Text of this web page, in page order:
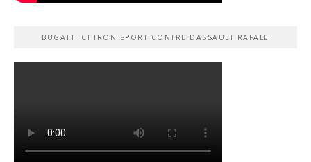
BUGATTI CHIRON SPORT CONTRE DASSAULT RAFALE